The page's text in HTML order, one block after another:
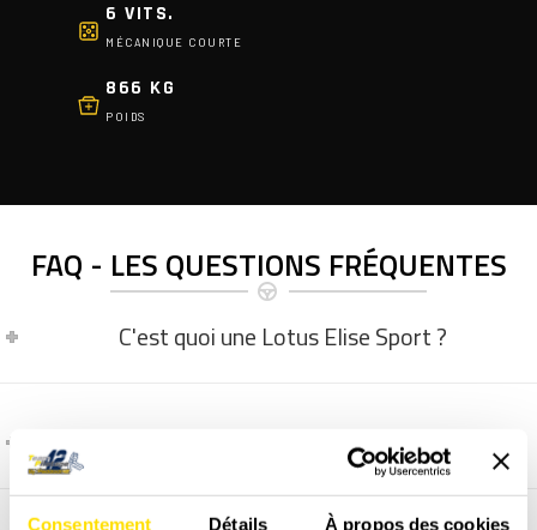
Consentement Détails À propos des cookies
6 VITS.
MÉCANIQUE COURTE
866 KG
POIDS
FAQ - LES QUESTIONS FRÉQUENTES
C'est quoi une Lotus Elise Sport ?
Comment se déroule un cours particulier ?